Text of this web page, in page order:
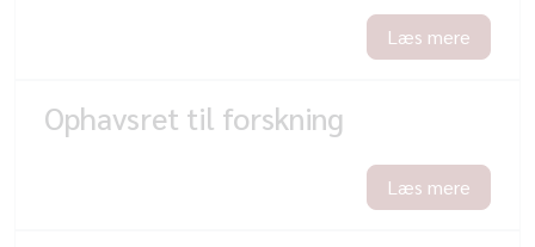
Læs mere
Ophavsret til forskning
Læs mere